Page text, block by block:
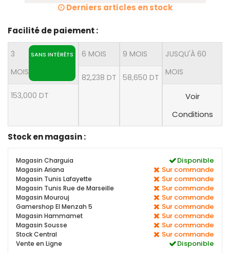
Derniers articles en stock
Facilité de paiement :
3
MOIS
SANS INTÉRÊTS
153,000 DT
6 MOIS
82,238 DT
9 MOIS
58,650 DT
JUSQU'À 60
MOIS
Voir
Conditions
Stock en magasin :
Magasin Charguia Disponible
Magasin Ariana Sur commande
Magasin Tunis Lafayette Sur commande
Magasin Tunis Rue de Marseille Sur commande
Magasin Mourouj Sur commande
Gamershop El Menzah 5 Sur commande
Magasin Hammamet Sur commande
Magasin Sousse Sur commande
Stock Central Sur commande
Vente en Ligne Disponible